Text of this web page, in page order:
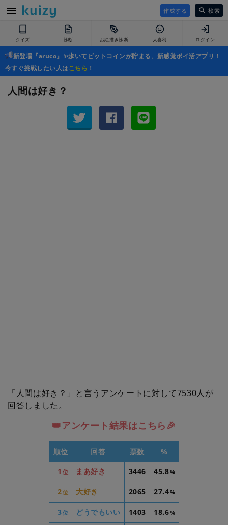
作成する 検索
クイズ 診断 お絵描き診断 大喜利 ログイン
新登場『aruco』✨歩いてビットコインが貯まる、新感覚ポイ活アプリ！
今すぐ挑戦したい人はこちら ！
人間は好き？
「人間は好き？」と言うアンケートに対して7530人が
回答しました。
👑アンケート結果はこちら🎉
順位 回答 票数 %
1 位 まあ好き 3446 45.8%
2位 大好き 2065 27.4%
3位 どうでもいい 1403 18.6%